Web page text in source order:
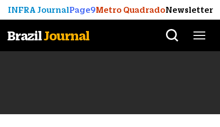
INFRA JournalPage9Metro QuadradoNewsletter
BrazilJournal